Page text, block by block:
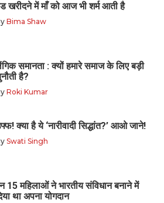
खरीदने में माँ को आज भी शर्म आती है
Bima Shaw
समानता : क्यों हमारे समाज के लिए बड़ी
है?
Roki Kumar
क्या है ये ‘नारीवादी सिद्धांत?’ आओ जाने!
Swati Singh
15 महिलाओं ने भारतीय संविधान बनाने में
था अपना योगदान